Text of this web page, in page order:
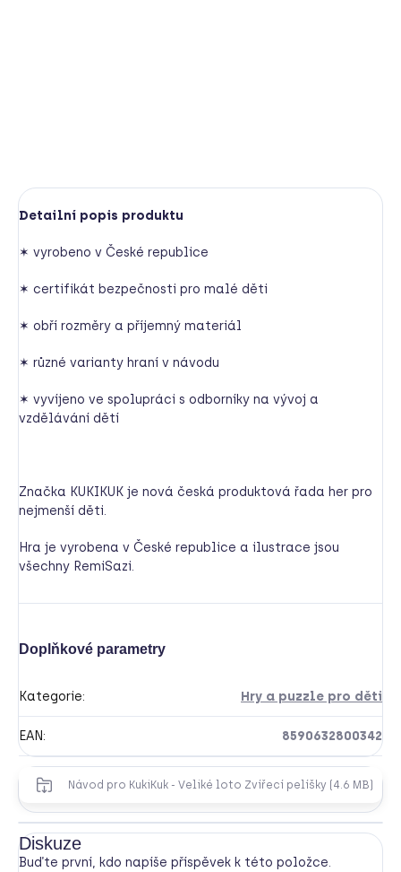
Detailní popis produktu
✶ vyrobeno v České republice
✶ certifikát bezpečnosti pro malé děti
✶ obří rozměry a příjemný materiál
✶ různé varianty hraní v návodu
✶ vyvíjeno ve spolupráci s odborníky na vývoj a
vzdělávání dětí
Značka KUKIKUK je nová česká produktová řada her pro
nejmenší děti.
Hra je vyrobena v České republice a ilustrace jsou
všechny RemiSazi.
Doplňkové parametry
Kategorie: Hry a puzzle pro děti
EAN: 8590632800342
Návod pro KukiKuk - Veliké loto Zvířecí pelíšky (4.6 MB)
Diskuze
Buďte první, kdo napíše příspěvek k této položce.